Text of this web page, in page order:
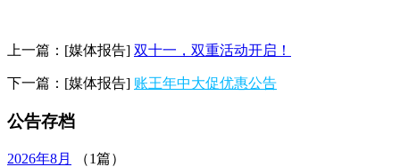
上一篇： [媒体报告] 双十一，双重活动开启！
下一篇： [媒体报告] 账王年中大促优惠公告
公告存档
2026年8月
（1篇）